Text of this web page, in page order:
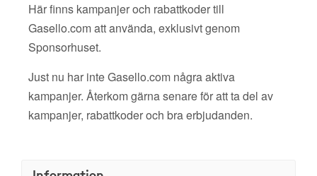
Här finns kampanjer och rabattkoder till
Gasello.com att använda, exklusivt genom
Sponsorhuset.
Just nu har inte Gasello.com några aktiva
kampanjer. Återkom gärna senare för att ta del av
kampanjer, rabattkoder och bra erbjudanden.